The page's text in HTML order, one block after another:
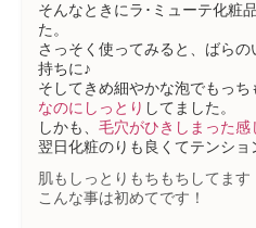
そんなときにラ･ミューテ化粧
た。
さっそく使ってみると、ばら
持ちに♪
そしてきめ細やかな泡でもっち
なのにしっとり してました。
しかも、 毛穴がひきしまった感
翌日化粧のりも良くてテンショ
肌もしっとりもちもちしてます
こんな事は初めてです！